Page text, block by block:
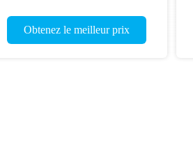
Obtenez le meilleur prix